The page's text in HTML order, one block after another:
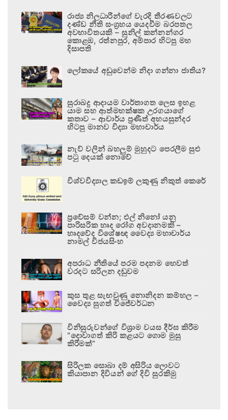
රාජ්‍ය නිලධාරීන්ගේ වැරදි තීරණවලට
දණ්ඩ නීති සංග්‍රහය යෙදවීම බරපතල
අවභාවිතයකි – සුනිල් කන්නන්ගර
කොළඹ, රත්නපුර, අම්පාර හිටපු මහ
දිසාපති
ලෝකයේ අඩුවෙන්ම නිදා ගන්නා ජාතිය?
සුරාබදු ආදායම වාර්තාගත ලෙස ඉහළ
යාම සහ ආත්මභක්ෂක උරගයාගේ
කතාව – ආචාර්ය ප්‍රණීත් අභයසුන්දර
හිටපු මානව විද්‍යා මහාචාර්ය
නැව් වලින් බහලුම් මුහුදට පෙරලීම සුළු
පටු දෙයක් නොවේ
විශ්වවිද්‍යාල කඩඉම් ලකුණු නිකුත් කෙරේ
ප්‍රවේසම් වන්න; එල් නිනෝ යනු
පාරිසරික හෘද රෝග අවදානමකි –
හෘදවේද විශේෂඥ වෛද්‍ය මහාචාර්ය
නාමල් විජයසිංහ
අපරාධ නීතියේ පරම පදනම හෙවත්
වරදට සරිලන දඬුවම
කුස තුළ සැඟවුණු නොනිදන කම්හල –
වෛද්‍ය සුගත් විජේවර්ධන
විනිසුරුවන්ගේ විශ්‍රාම වයස දීර්ඝ කිරීම
“දොවාගත් කිරි කළයට ගොම මුසු
කිරීමක්”
සිරිලක සොබා දම් අසිරිය ලොවට
කියාපාන දිවියන් ගේ දිවි සුරකිමු